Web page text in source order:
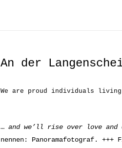
An der
We are proud individuals
… and we’ll rise over love
nennen: Panoramafotograf. +++